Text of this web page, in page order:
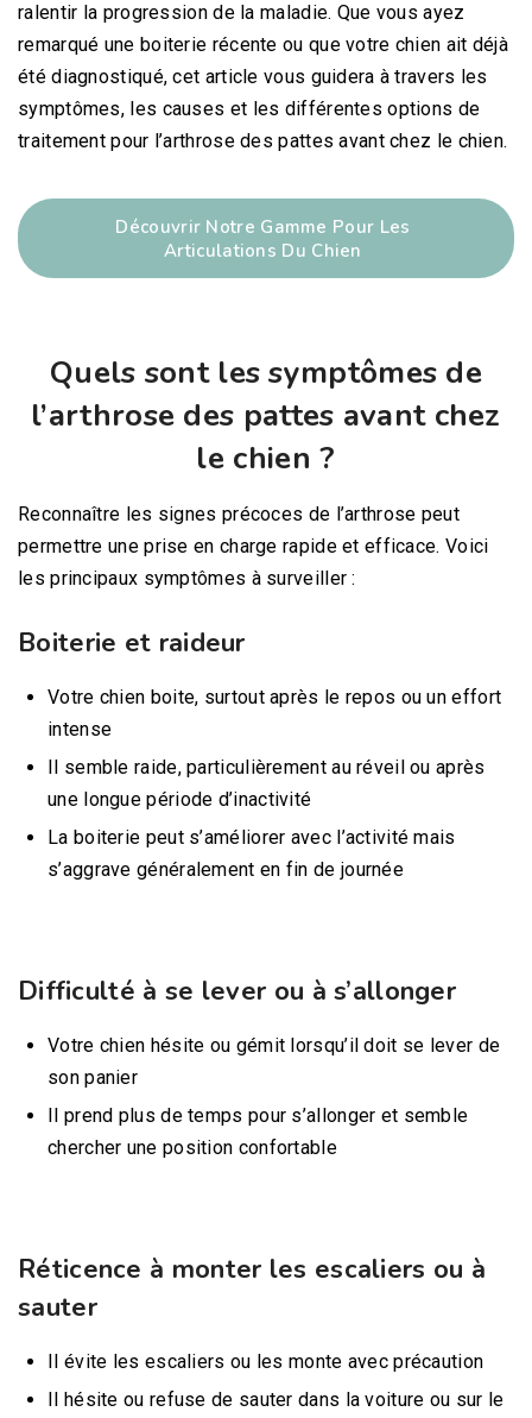
ralentir la progression de la maladie. Que vous ayez
remarqué une boiterie récente ou que votre chien ait déjà
été diagnostiqué, cet article vous guidera à travers les
symptômes, les causes et les différentes options de
traitement pour l’arthrose des pattes avant chez le chien.
Découvrir Notre Gamme Pour Les
Articulations Du Chien
Quels sont les symptômes de
l’arthrose des pattes avant chez
le chien ?
Reconnaître les signes précoces de l’arthrose peut
permettre une prise en charge rapide et efficace. Voici
les principaux symptômes à surveiller :
Boiterie et raideur
Votre chien boite, surtout après le repos ou un effort
intense
Il semble raide, particulièrement au réveil ou après
une longue période d’inactivité
La boiterie peut s’améliorer avec l’activité mais
s’aggrave généralement en fin de journée
Difficulté à se lever ou à s’allonger
Votre chien hésite ou gémit lorsqu’il doit se lever de
son panier
Il prend plus de temps pour s’allonger et semble
chercher une position confortable
Réticence à monter les escaliers ou à
sauter
Il évite les escaliers ou les monte avec précaution
Il hésite ou refuse de sauter dans la voiture ou sur le